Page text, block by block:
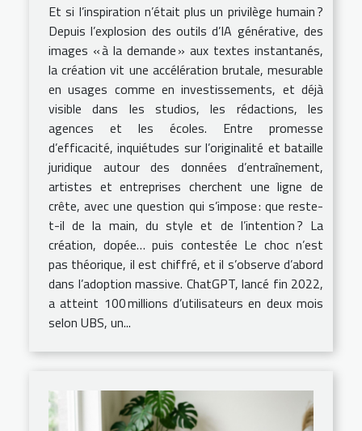
Et si l’inspiration n’était plus un privilège humain ?
Depuis l’explosion des outils d’IA générative, des
images « à la demande » aux textes instantanés,
la création vit une accélération brutale, mesurable
en usages comme en investissements, et déjà
visible dans les studios, les rédactions, les
agences et les écoles. Entre promesse
d’efficacité, inquiétudes sur l’originalité et bataille
juridique autour des données d’entraînement,
artistes et entreprises cherchent une ligne de
crête, avec une question qui s’impose : que reste-
t-il de la main, du style et de l’intention ? La
création, dopée… puis contestée Le choc n’est
pas théorique, il est chiffré, et il s’observe d’abord
dans l’adoption massive. ChatGPT, lancé fin 2022,
a atteint 100 millions d’utilisateurs en deux mois
selon UBS, un...